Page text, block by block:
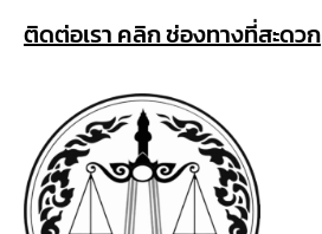
ติดต่อเรา คลิก ช่องทางที่สะดวก